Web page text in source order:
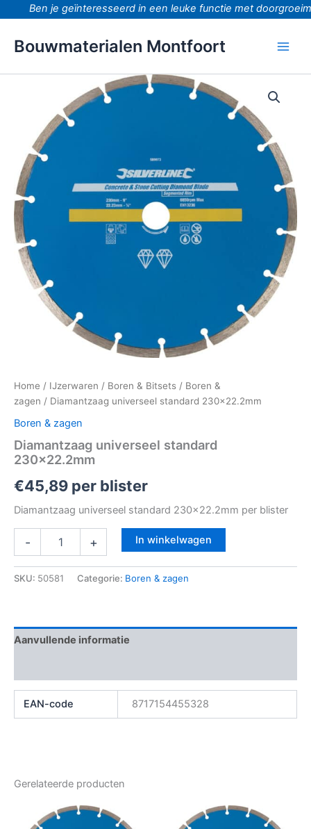
Ben je geïnteresseerd in een leuke functie met
Bouwmaterialen Montfoort
Home / IJzerwaren / Boren & Bitsets / Boren &
zagen / Diamantzaag universeel standard 230×22.2mm
Boren & zagen
Diamantzaag universeel standard
230×22.2mm
€45,89 per blister
Diamantzaag universeel standard 230×22.2mm per blister
-
230x22.2mm
aantal
+ In winkelwagen
SKU: 50581 Categorie: Boren & zagen
Aanvullende informatie
EAN-code 8717154455328
Gerelateerde producten